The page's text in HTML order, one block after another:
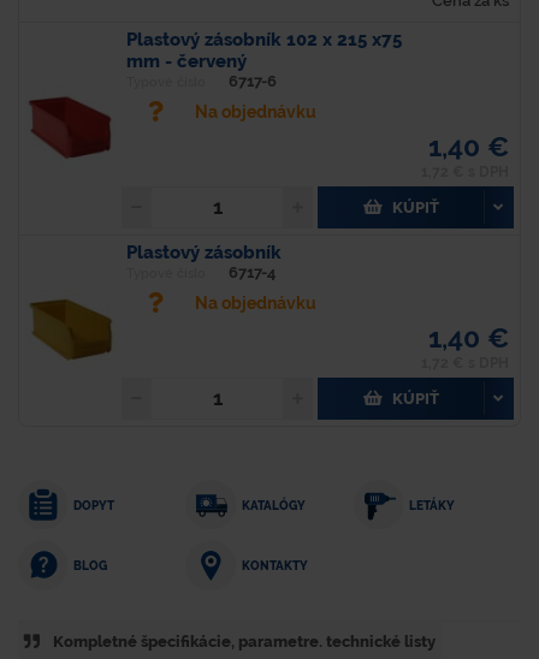
Plastový zásobník 102 x 215 x75
mm - červený
6717-6
Na objednávku
1,40 €
KÚPIŤ
Plastový zásobník
6717-4
Na objednávku
1,40 €
KÚPIŤ
DOPYT KATALÓGY LETÁKY
BLOG KONTAKTY
Kompletné špecifikácie, parametre. technické listy